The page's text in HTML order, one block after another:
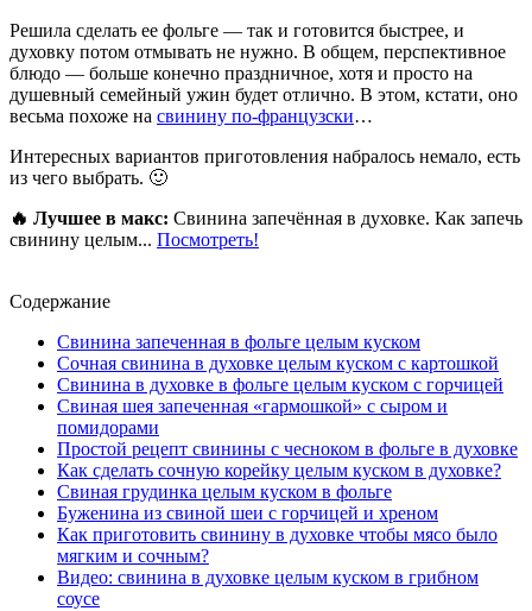
Решила сделать ее фольге — так и готовится быстрее, и
духовку потом отмывать не нужно. В общем, перспективное
блюдо — больше конечно праздничное, хотя и просто на
душевный семейный ужин будет отлично. В этом, кстати, оно
весьма похоже на свинину по-французски…
Интересных вариантов приготовления набралось немало, есть
из чего выбрать. 🙂
🔥 Лучшее в макс: Свинина запечённая в духовке. Как запечь
свинину целым... Посмотреть!
Содержание
Свинина запеченная в фольге целым куском
Сочная свинина в духовке целым куском с картошкой
Свинина в духовке в фольге целым куском с горчицей
Свиная шея запеченная «гармошкой» с сыром и
помидорами
Простой рецепт свинины с чесноком в фольге в духовке
Как сделать сочную корейку целым куском в духовке?
Свиная грудинка целым куском в фольге
Буженина из свиной шеи с горчицей и хреном
Как приготовить свинину в духовке чтобы мясо было
мягким и сочным?
Видео: свинина в духовке целым куском в грибном
соусе